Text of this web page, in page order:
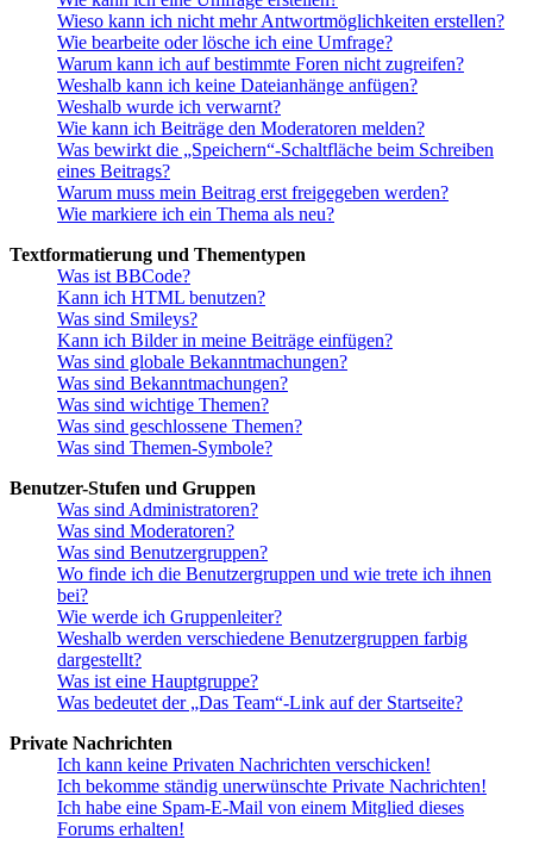
Wieso kann ich nicht mehr Antwortmöglichkeiten erstellen?
Wie bearbeite oder lösche ich eine Umfrage?
Warum kann ich auf bestimmte Foren nicht zugreifen?
Weshalb kann ich keine Dateianhänge anfügen?
Weshalb wurde ich verwarnt?
Wie kann ich Beiträge den Moderatoren melden?
Was bewirkt die „Speichern“-Schaltfläche beim Schreiben
eines Beitrags?
Warum muss mein Beitrag erst freigegeben werden?
Wie markiere ich ein Thema als neu?
Textformatierung und Thementypen
Was ist BBCode?
Kann ich HTML benutzen?
Was sind Smileys?
Kann ich Bilder in meine Beiträge einfügen?
Was sind globale Bekanntmachungen?
Was sind Bekanntmachungen?
Was sind wichtige Themen?
Was sind geschlossene Themen?
Was sind Themen-Symbole?
Benutzer-Stufen und Gruppen
Was sind Administratoren?
Was sind Moderatoren?
Was sind Benutzergruppen?
Wo finde ich die Benutzergruppen und wie trete ich ihnen
bei?
Wie werde ich Gruppenleiter?
Weshalb werden verschiedene Benutzergruppen farbig
dargestellt?
Was ist eine Hauptgruppe?
Was bedeutet der „Das Team“-Link auf der Startseite?
Private Nachrichten
Ich kann keine Privaten Nachrichten verschicken!
Ich bekomme ständig unerwünschte Private Nachrichten!
Ich habe eine Spam-E-Mail von einem Mitglied dieses
Forums erhalten!